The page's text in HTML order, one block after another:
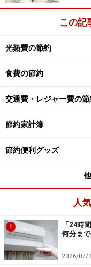
では実際どの位金額
説します。⇒
※記事内容は執筆時点の
い。
この記
光熱費の節約
食費の節約
交通費・レジャー費の節
節約家計簿
節約便利グッズ
人
1
「24時
何分ま
2026/07/